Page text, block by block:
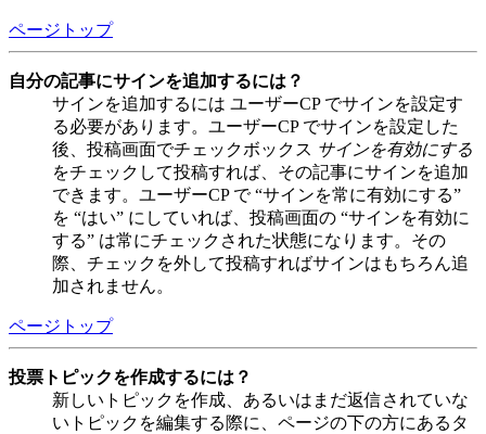
ページトップ
自分の記事にサインを追加するには？
サインを追加するには ユーザーCP でサインを設定す
る必要があります。ユーザーCP でサインを設定した
後、投稿画面でチェックボックス サインを有効にする
をチェックして投稿すれば、その記事にサインを追加
できます。ユーザーCP で “サインを常に有効にする”
を “はい” にしていれば、投稿画面の “サインを有効に
する” は常にチェックされた状態になります。その
際、チェックを外して投稿すればサインはもちろん追
加されません。
ページトップ
投票トピックを作成するには？
新しいトピックを作成、あるいはまだ返信されていな
いトピックを編集する際に、ページの下の方にあるタ